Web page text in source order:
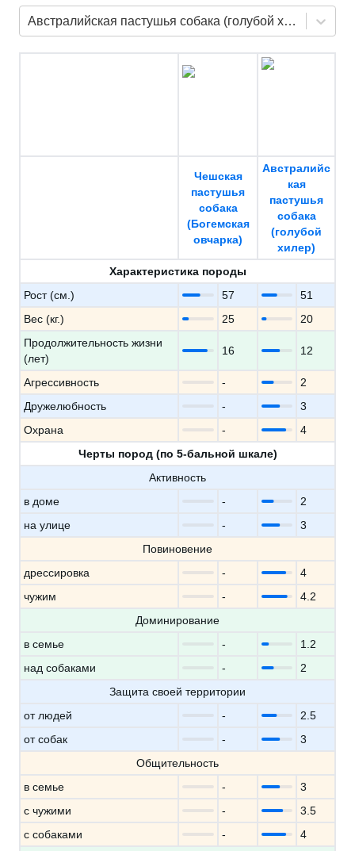
Австралийская пастушья собака (голубой хилер)
Чешская
пастушья
собака
(Богемская
овчарка)
Австралийс
кая
пастушья
собака
(голубой
хилер)
Характеристика породы
Рост (см.)
57
51
Вес (кг.)
25
20
Продолжительность жизни
(лет)
16 12
Агрессивность -
2
Дружелюбность
-
3
Охрана
-
4
Черты пород (по 5-бальной шкале)
Активность
в доме
-
2
на улице
-
3
Повиновение
дрессировка
-
4
чужим
-
4.2
Доминирование
в семье
-
1.2
над собаками
-
2
Защита своей территории
от людей
-
2.5
от собак
-
3
Общительность
в семье
-
3
с чужими
-
3.5
с собаками
-
4